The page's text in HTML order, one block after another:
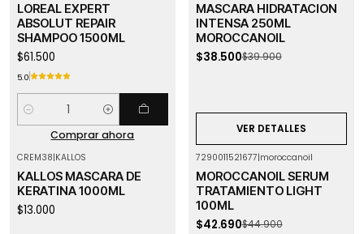
LOREAL EXPERT
ABSOLUT REPAIR
SHAMPOO 1500ML
$61.500
5.0
Cantidad
Comprar ahora
Agotado
MASCARA HIDRATACION
INTENSA 250ML
MOROCCANOIL
$38.500$39.900
VER DETALLES
CREM38|KALLOS
KALLOS MASCARA DE
KERATINA 1000ML
$13.000
7290011521677|moroccanoil
MOROCCANOIL SERUM
TRATAMIENTO LIGHT
100ML
$42.690$44.900